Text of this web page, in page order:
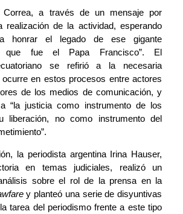
Correa,a través de un mensaje por
realización de la actividad, esperando
honrar el legado de ese gigante
que fue el Papa Francisco”. El
se refirió a la necesaria
en estos procesos entre actores
de los medios de comunicación, y
“la justicia como instrumento de los
liberación, no como instrumento del
la periodista argentina Irina Hauser,
en temas judiciales, realizó un
sobre el rol de la prensa en la
y planteó una serie de disyuntivas
tarea del periodismo frente a este tipo